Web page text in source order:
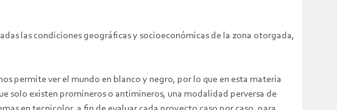
las condiciones geográficas y socioeconómicas de la zona otorgada,
permite ver el mundo en blanco y negro, por lo que en esta materia
solo existen promineros o antimineros, una modalidad perversa de